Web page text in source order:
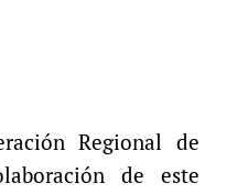
Regional de
de este